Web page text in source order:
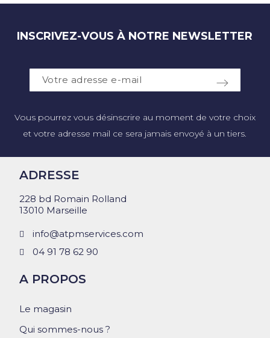
INSCRIVEZ-VOUS À NOTRE NEWSLETTER
Vous pourrez vous désinscrire au moment de votre choix
et votre adresse mail ce sera jamais envoyé à un tiers.
ADRESSE
228 bd Romain Rolland
13010 Marseille
info@atpmservices.com
04 91 78 62 90
A PROPOS
Le magasin
Qui sommes-nous ?